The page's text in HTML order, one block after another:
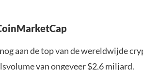
aan de top van de wereldwijde
van ongeveer $2,6 miljard.